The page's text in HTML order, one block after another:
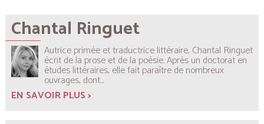
Chantal Ringuet
Autrice primée et traductrice littéraire, Chantal Ringuet
écrit de la prose et de la poésie. Après un doctorat en
études littéraires, elle fait paraître de nombreux
ouvrages, dont...
EN SAVOIR PLUS >